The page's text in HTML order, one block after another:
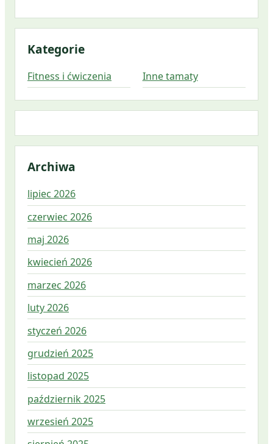
Kategorie
Fitness i ćwiczenia Inne tamaty
Archiwa
lipiec 2026
czerwiec 2026
maj 2026
kwiecień 2026
marzec 2026
luty 2026
styczeń 2026
grudzień 2025
listopad 2025
październik 2025
wrzesień 2025